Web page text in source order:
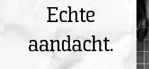
Echte
aandacht.